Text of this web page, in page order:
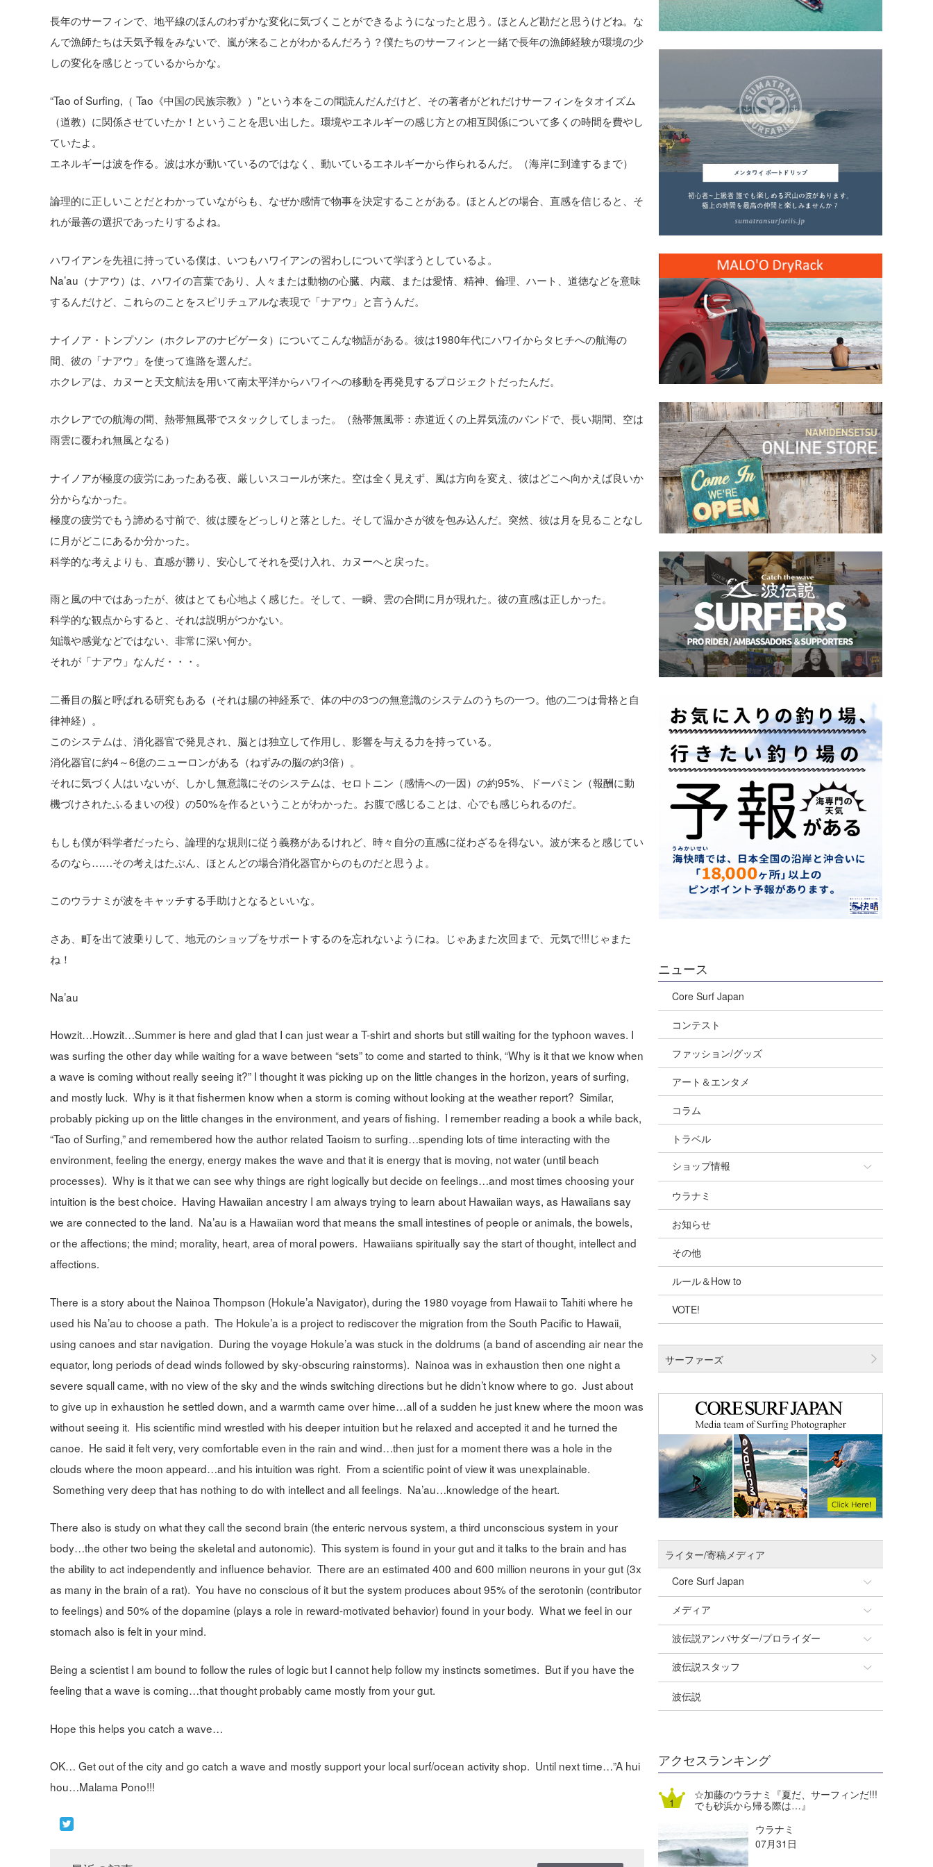
長年のサーフィンで、地平線のほんのわずかな変化に気づくことができるようになったと思う。ほとんど勘だと思うけどね。な
んで漁師たちは天気予報をみないで、嵐が来ることがわかるんだろう？僕たちのサーフィンと一緒で長年の漁師経験が環境の少
しの変化を感じとっているからかな。
“Tao of Surfing,（ Tao《中国の民族宗教》）”という本をこの間読んだんだけど、その著者がどれだけサーフィンをタオイズム
（道教）に関係させていたか！ということを思い出した。環境やエネルギーの感じ方との相互関係について多くの時間を費やし
ていたよ。
エネルギーは波を作る。波は水が動いているのではなく、動いているエネルギーから作られるんだ。（海岸に到達するまで）
論理的に正しいことだとわかっていながらも、なぜか感情で物事を決定することがある。ほとんどの場合、直感を信じると、そ
れが最善の選択であったりするよね。
ハワイアンを先祖に持っている僕は、いつもハワイアンの習わしについて学ぼうとしているよ。
Na’au（ナアウ）は、ハワイの言葉であり、人々または動物の心臓、内蔵、または愛情、精神、倫理、ハート、道徳などを意味
するんだけど、これらのことをスピリチュアルな表現で「ナアウ」と言うんだ。
ナイノア・トンプソン（ホクレアのナビゲータ）についてこんな物語がある。彼は1980年代にハワイからタヒチへの航海の
間、彼の「ナアウ」を使って進路を選んだ。
ホクレアは、カヌーと天文航法を用いて南太平洋からハワイへの移動を再発見するプロジェクトだったんだ。
ホクレアでの航海の間、熱帯無風帯でスタックしてしまった。（熱帯無風帯：赤道近くの上昇気流のバンドで、長い期間、空は
雨雲に覆われ無風となる）
ナイノアが極度の疲労にあったある夜、厳しいスコールが来た。空は全く見えず、風は方向を変え、彼はどこへ向かえば良いか
分からなかった。
極度の疲労でもう諦める寸前で、彼は腰をどっしりと落とした。そして温かさが彼を包み込んだ。突然、彼は月を見ることなし
に月がどこにあるか分かった。
科学的な考えよりも、直感が勝り、安心してそれを受け入れ、カヌーへと戻った。
雨と風の中ではあったが、彼はとても心地よく感じた。そして、一瞬、雲の合間に月が現れた。彼の直感は正しかった。
科学的な観点からすると、それは説明がつかない。
知識や感覚などではない、非常に深い何か。
それが「ナアウ」なんだ・・・。
二番目の脳と呼ばれる研究もある（それは腸の神経系で、体の中の3つの無意識のシステムのうちの一つ。他の二つは骨格と自
律神経）。
このシステムは、消化器官で発見され、脳とは独立して作用し、影響を与える力を持っている。
消化器官に約4～6億のニューロンがある（ねずみの脳の約3倍）。
それに気づく人はいないが、しかし無意識にそのシステムは、セロトニン（感情への一因）の約95%、ドーパミン（報酬に動
機づけされたふるまいの役）の50%を作るということがわかった。お腹で感じることは、心でも感じられるのだ。
もしも僕が科学者だったら、論理的な規則に従う義務があるけれど、時々自分の直感に従わざるを得ない。波が来ると感じてい
るのなら……その考えはたぶん、ほとんどの場合消化器官からのものだと思うよ。
このウラナミが波をキャッチする手助けとなるといいな。
さあ、町を出て波乗りして、地元のショップをサポートするのを忘れないようにね。じゃあまた次回まで、元気で!!!じゃまた
ね！
Na’au
Howzit…Howzit…Summer is here and glad that I can just wear a T-shirt and shorts but still waiting for the typhoon waves. I
was surfing the other day while waiting for a wave between “sets” to come and started to think, “Why is it that we know when
a wave is coming without really seeing it?” I thought it was picking up on the little changes in the horizon, years of surfing,
and mostly luck. Why is it that fishermen know when a storm is coming without looking at the weather report? Similar,
probably picking up on the little changes in the environment, and years of fishing. I remember reading a book a while back,
“Tao of Surfing,” and remembered how the author related Taoism to surfing…spending lots of time interacting with the
environment, feeling the energy, energy makes the wave and that it is energy that is moving, not water (until beach
processes). Why is it that we can see why things are right logically but decide on feelings…and most times choosing your
intuition is the best choice. Having Hawaiian ancestry I am always trying to learn about Hawaiian ways, as Hawaiians say
we are connected to the land. Na’au is a Hawaiian word that means the small intestines of people or animals, the bowels,
or the affections; the mind; morality, heart, area of moral powers. Hawaiians spiritually say the start of thought, intellect and
affections.
There is a story about the Nainoa Thompson (Hokule’a Navigator), during the 1980 voyage from Hawaii to Tahiti where he
used his Na’au to choose a path. The Hokule’a is a project to rediscover the migration from the South Pacific to Hawaii,
using canoes and star navigation. During the voyage Hokule’a was stuck in the doldrums (a band of ascending air near the
equator, long periods of dead winds followed by sky-obscuring rainstorms). Nainoa was in exhaustion then one night a
severe squall came, with no view of the sky and the winds switching directions but he didn’t know where to go. Just about
to give up in exhaustion he settled down, and a warmth came over hime…all of a sudden he just knew where the moon was
without seeing it. His scientific mind wrestled with his deeper intuition but he relaxed and accepted it and he turned the
canoe. He said it felt very, very comfortable even in the rain and wind…then just for a moment there was a hole in the
clouds where the moon appeard…and his intuition was right. From a scientific point of view it was unexplainable.
Something very deep that has nothing to do with intellect and all feelings. Na’au…knowledge of the heart.
There also is study on what they call the second brain (the enteric nervous system, a third unconscious system in your
body…the other two being the skeletal and autonomic). This system is found in your gut and it talks to the brain and has
the ability to act independently and influence behavior. There are an estimated 400 and 600 million neurons in your gut (3x
as many in the brain of a rat). You have no conscious of it but the system produces about 95% of the serotonin (contributor
to feelings) and 50% of the dopamine (plays a role in reward-motivated behavior) found in your body. What we feel in our
stomach also is felt in your mind.
Being a scientist I am bound to follow the rules of logic but I cannot help follow my instincts sometimes. But if you have the
feeling that a wave is coming…that thought probably came mostly from your gut.
Hope this helps you catch a wave…
OK… Get out of the city and go catch a wave and mostly support your local surf/ocean activity shop. Until next time…”A hui
hou…Malama Pono!!!
ニュース
Core Surf Japan
コンテスト
ファッション/グッズ
アート＆エンタメ
コラム
トラベル
ショップ情報
ショップ情報
湘南
千葉北
伊豆
千葉南
四国
沖縄
ウラナミ
お知らせ
その他
ルール＆How to
VOTE!
サーファーズ
ライター/寄稿メディア
Core Surf Japan
Naoya Kimoto
mitsuteru Kamio
Yasunari Inoue
Yoshiyuki Obata
DELTA FORCE SURF
熊谷素子
メディア
SURFMEDIA
Colors MAGAZINE
WAVAL
波伝説アンバサダー/プロライダー
福島寿実子
中浦“JET”章
進士剛光
植村未来
NOBUFUKU
波伝説スタッフ
☆加藤
Aichan
ECE
G◎Da
波伝説
アクセスランキング
☆加藤のウラナミ『夏だ、サーフィンだ!!!
でも砂浜から帰る際は…』
ウラナミ
07月31日